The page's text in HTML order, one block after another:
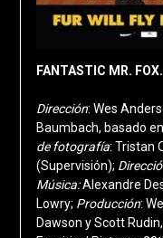
FANTASTIC MR.
Dirección: Wes
Baumbach, basado
de fotografía: Tristan
(Supervisión);
Música:Alexandre
Lowry; Producción:
Dawson y Scott